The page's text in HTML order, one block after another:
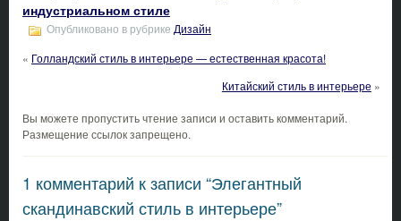
индустриальном стиле
Опубликовано в рубрике Дизайн
« Голландский стиль в интерьере — естественная красота!
Китайский стиль в интерьере »
Вы можете пропустить чтение записи и оставить комментарий.
Размещение ссылок запрещено.
1 комментарий к записи “Элегантный
скандинавский стиль в интерьере”